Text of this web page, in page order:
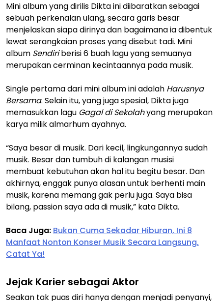
Mini album yang dirilis Dikta ini diibaratkan sebagai
sebuah perkenalan ulang, secara garis besar
menjelaskan siapa dirinya dan bagaimana ia dibentuk
lewat serangkaian proses yang disebut tadi. Mini
album Sendiriberisi 6 buah lagu yang semuanya
merupakan cerminan kecintaannya pada musik.
Single pertama dari mini album ini adalah Harusnya
Bersama. Selain itu, yang juga spesial, Dikta juga
memasukkan lagu Gagal di Sekolahyang merupakan
karya milik almarhum ayahnya.
“Saya besar di musik. Dari kecil, lingkungannya sudah
musik. Besar dan tumbuh di kalangan musisi
membuat kebutuhan akan hal itu begitu besar. Dan
akhirnya, enggak punya alasan untuk berhenti main
musik, karena memang gak perlu juga. Saya bisa
bilang, passion saya ada di musik,” kata Dikta.
Baca Juga: Bukan Cuma Sekadar Hiburan, Ini 8
Manfaat Nonton Konser Musik Secara Langsung,
Catat Ya!
Jejak Karier sebagai Aktor
Seakan tak puas diri hanya dengan menjadi penyanyi,